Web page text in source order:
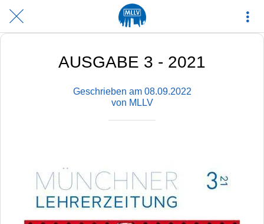
AUSGABE 3 - 2021
Geschrieben am 08.09.2022
von MLLV